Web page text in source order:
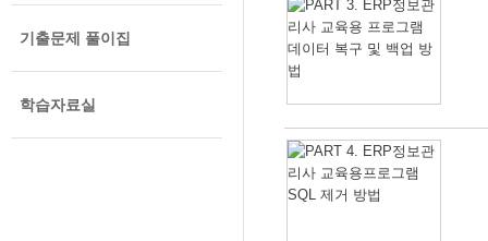
기출문제 풀이집
학습자료실